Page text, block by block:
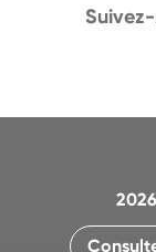
2026